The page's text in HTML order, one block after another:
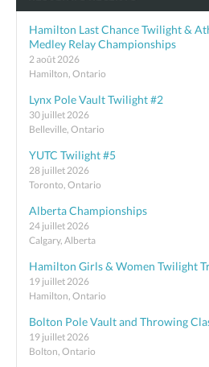
Hamilton Last Chance Twilight &
Medley Relay Championships
2 août 2026
Hamilton, Ontario
Lynx Pole Vault Twilight #2
30 juillet 2026
Belleville, Ontario
YUTC Twilight #5
28 juillet 2026
Toronto, Ontario
Alberta Championships
24 juillet 2026
Calgary, Alberta
Hamilton Girls & Women Twilight
19 juillet 2026
Hamilton, Ontario
Bolton Pole Vault and Throwing
19 juillet 2026
Bolton, Ontario